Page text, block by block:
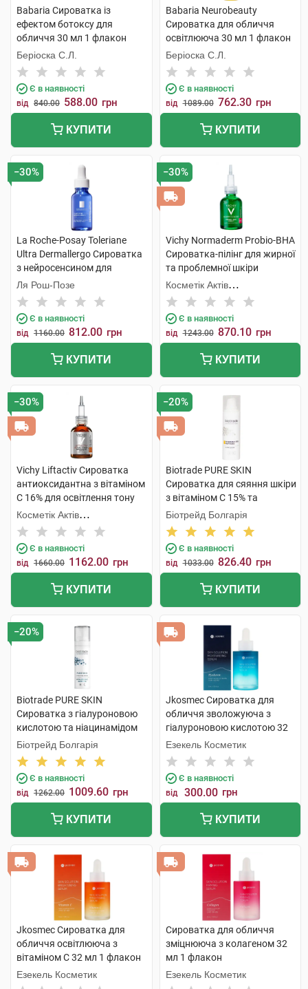
Babaria Сироватка із
ефектом ботоксу для
обличчя 30 мл 1 флакон
Беріоска С.Л.
Є в наявності
від 840.00 588.00 грн
КУПИТИ
Babaria Neurobeauty
Сироватка для обличчя
освітлююча 30 мл 1 флакон
Беріоска С.Л.
Є в наявності
від 1089.00 762.30 грн
КУПИТИ
−30%
La Roche-Posay Toleriane
Ultra Dermallergo Сироватка
з нейросенсином для
гіперчутливої та схильної до
алергії шкіри 20 мл 1 флакон
Ля Рош-Позе
Є в наявності
від 1160.00 812.00 грн
КУПИТИ
−30%
Vichy Normaderm Probio-BHA
Сироватка-пілінг для жирної
та проблемної шкіри
обличчя 30 мл 1 флакон
Косметік Актів
Інтернаціональ
Є в наявності
від 1243.00 870.10 грн
КУПИТИ
−30%
Vichy Liftactiv Сироватка
антиоксидантна з вітаміном
С 16% для освітлення тону
шкіри обличчя 20 мл 1
флакон
Косметік Актів
Інтернаціональ
Є в наявності
від 1660.00 1162.00 грн
КУПИТИ
−20%
Biotrade PURE SKIN
Сироватка для сяяння шкіри
з вітаміном С 15% та
пептидами 30 мл 1 флакон
Біотрейд Болгарія
Є в наявності
від 1033.00 826.40 грн
КУПИТИ
−20%
Biotrade PURE SKIN
Сироватка з гіалуроновою
кислотою та ніацинамідом
30 мл 1 флакон
Біотрейд Болгарія
Є в наявності
від 1262.00 1009.60 грн
КУПИТИ
Jkosmec Сироватка для
обличчя зволожуюча з
гіалуроновою кислотою 32
мл 1 флакон
Езекель Косметик
Є в наявності
від 300.00 грн
КУПИТИ
Jkosmec Сироватка для
обличчя освітлююча з
вітаміном С 32 мл 1 флакон
Езекель Косметик
Сироватка для обличчя
зміцнююча з колагеном 32
мл 1 флакон
Езекель Косметик